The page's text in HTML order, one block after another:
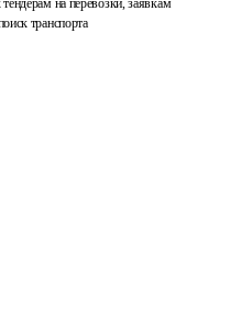
на перевозки, заявкам
транспорта